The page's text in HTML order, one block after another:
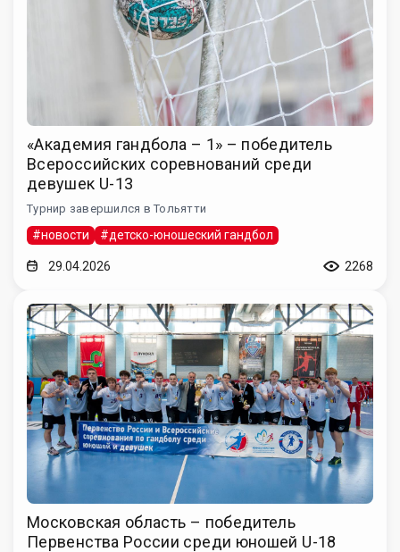
«Академия гандбола – 1» – победитель
Всероссийских соревнований среди
девушек U-13
Турнир завершился в Тольятти
#новости #детско-юношеский гандбол
29.04.2026 2268
Московская область – победитель
Первенства России среди юношей U-18